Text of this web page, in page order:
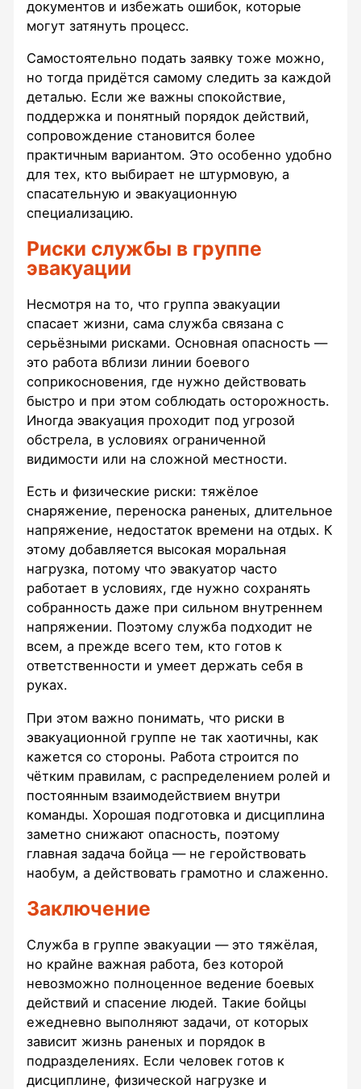
документов и избежать ошибок, которые
могут затянуть процесс.
Самостоятельно подать заявку тоже можно,
но тогда придётся самому следить за каждой
деталью. Если же важны спокойствие,
поддержка и понятный порядок действий,
сопровождение становится более
практичным вариантом. Это особенно удобно
для тех, кто выбирает не штурмовую, а
спасательную и эвакуационную
специализацию.
Риски службы в группе
эвакуации
Несмотря на то, что группа эвакуации
спасает жизни, сама служба связана с
серьёзными рисками. Основная опасность —
это работа вблизи линии боевого
соприкосновения, где нужно действовать
быстро и при этом соблюдать осторожность.
Иногда эвакуация проходит под угрозой
обстрела, в условиях ограниченной
видимости или на сложной местности.
Есть и физические риски: тяжёлое
снаряжение, переноска раненых, длительное
напряжение, недостаток времени на отдых. К
этому добавляется высокая моральная
нагрузка, потому что эвакуатор часто
работает в условиях, где нужно сохранять
собранность даже при сильном внутреннем
напряжении. Поэтому служба подходит не
всем, а прежде всего тем, кто готов к
ответственности и умеет держать себя в
руках.
При этом важно понимать, что риски в
эвакуационной группе не так хаотичны, как
кажется со стороны. Работа строится по
чётким правилам, с распределением ролей и
постоянным взаимодействием внутри
команды. Хорошая подготовка и дисциплина
заметно снижают опасность, поэтому
главная задача бойца — не геройствовать
наобум, а действовать грамотно и слаженно.
Заключение
Служба в группе эвакуации — это тяжёлая,
но крайне важная работа, без которой
невозможно полноценное ведение боевых
действий и спасение людей. Такие бойцы
ежедневно выполняют задачи, от которых
зависит жизнь раненых и порядок в
подразделениях. Если человек готов к
дисциплине, физической нагрузке и